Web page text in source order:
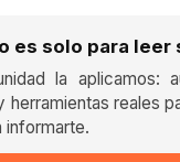
es solo para leer
la aplicamos:
herramientas reales
informarte.